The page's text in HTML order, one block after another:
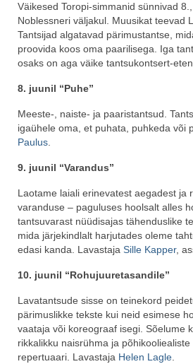
Väikesed Toropi-simmanid sünnivad
Noblessneri väljakul. Muusikat teevad
Tantsijad algatavad pärimustantse,
proovida koos oma paarilisega. Iga
osaks on aga väike tantsukontsert-
8. juunil “Puhe”
Meeste-, naiste- ja paaristantsud.
igaühele oma, et puhata, puhkeda või
Paulus.
9. juunil “Varandus”
Laotame laiali erinevatest aegadest ja
varanduse – paguluses hoolsalt alles
tantsuvarast nüüdisajas tähenduslike
mida järjekindlalt harjutades oleme
edasi kanda. Lavastaja Sille Kapper,
10. juunil “Rohujuuretasandile”
Lavatantsude sisse on teinekord
pärimuslikke tekste kui neid esimese
vaataja või koreograaf isegi. Sõelume
rikkalikku naisrühma ja
repertuaari. Lavastaja Helen Lagle.